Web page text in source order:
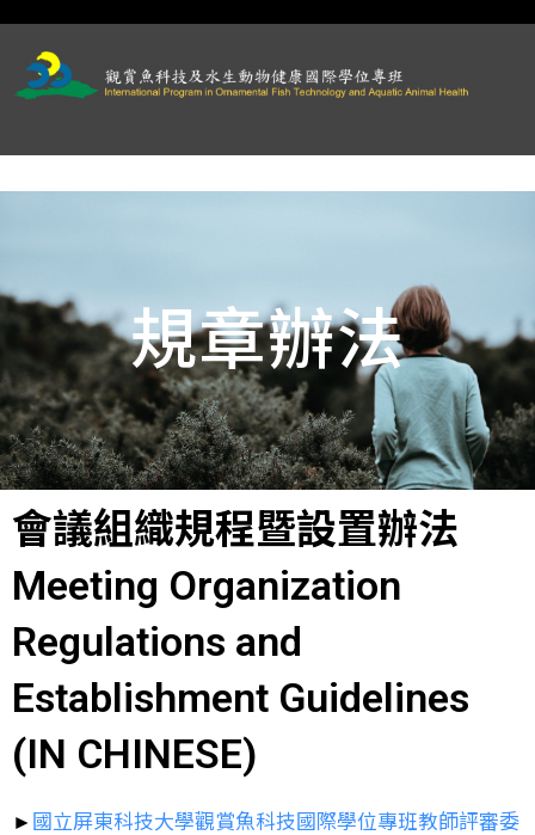
規章辦法
會議組織規程暨設置辦法
Meeting Organization
Regulations and
Establishment Guidelines
(IN CHINESE)
► 國立屏東科技大學觀賞魚科技國際學位專班教師評審委